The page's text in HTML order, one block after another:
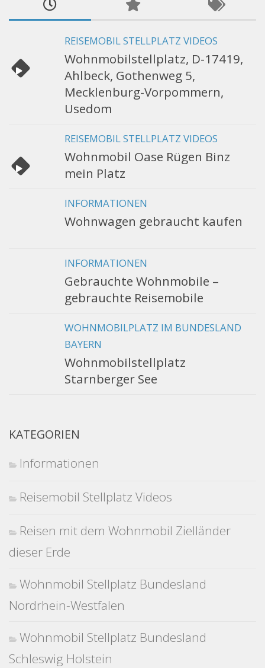
REISEMOBIL STELLPLATZ VIDEOS
Wohnmobilstellplatz, D-17419,
Ahlbeck, Gothenweg 5,
Mecklenburg-Vorpommern,
Usedom
REISEMOBIL STELLPLATZ VIDEOS
Wohnmobil Oase Rügen Binz
mein Platz
INFORMATIONEN
Wohnwagen gebraucht kaufen
INFORMATIONEN
Gebrauchte Wohnmobile –
gebrauchte Reisemobile
WOHNMOBILPLATZ IM BUNDESLAND
BAYERN
Wohnmobilstellplatz
Starnberger See
KATEGORIEN
Informationen
Reisemobil Stellplatz Videos
Reisen mit dem Wohnmobil Zielländer
dieser Erde
Wohnmobil Stellplatz Bundesland
Nordrhein-Westfalen
Wohnmobil Stellplatz Bundesland
Schleswig Holstein